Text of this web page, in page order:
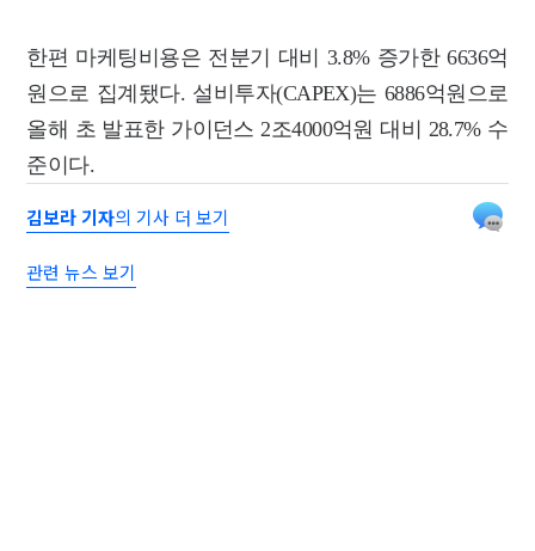
한편 마케팅비용은 전분기 대비 3.8% 증가한 6636억
원으로 집계됐다. 설비투자(CAPEX)는 6886억원으로
올해 초 발표한 가이던스 2조4000억원 대비 28.7% 수
준이다.
김보라 기자의 기사 더 보기
관련 뉴스 보기